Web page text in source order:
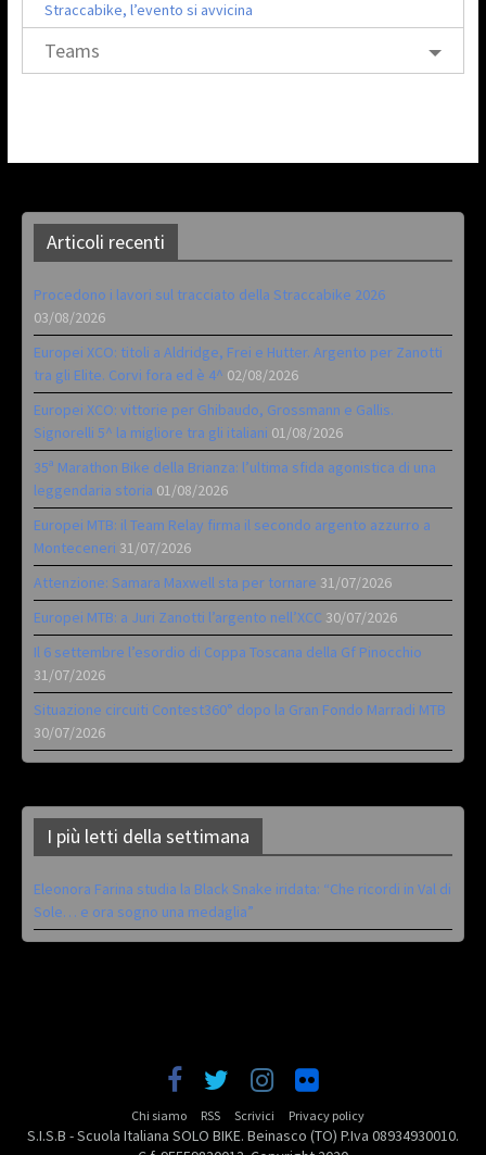
Straccabike, l’evento si avvicina
Teams
Articoli recenti
Procedono i lavori sul tracciato della Straccabike 2026
03/08/2026
Europei XCO: titoli a Aldridge, Frei e Hutter. Argento per Zanotti
tra gli Elite. Corvi fora ed è 4^ 02/08/2026
Europei XCO: vittorie per Ghibaudo, Grossmann e Gallis.
Signorelli 5^ la migliore tra gli italiani 01/08/2026
35ª Marathon Bike della Brianza: l’ultima sfida agonistica di una
leggendaria storia 01/08/2026
Europei MTB: il Team Relay firma il secondo argento azzurro a
Monteceneri 31/07/2026
Attenzione: Samara Maxwell sta per tornare 31/07/2026
Europei MTB: a Juri Zanotti l’argento nell’XCC 30/07/2026
Il 6 settembre l’esordio di Coppa Toscana della Gf Pinocchio
31/07/2026
Situazione circuiti Contest360° dopo la Gran Fondo Marradi MTB
30/07/2026
I più letti della settimana
Eleonora Farina studia la Black Snake iridata: “Che ricordi in Val di
Sole… e ora sogno una medaglia”
Chi siamo RSS Scrivici Privacy policy
S.I.S.B - Scuola Italiana SOLO BIKE. Beinasco (TO) P.Iva 08934930010.